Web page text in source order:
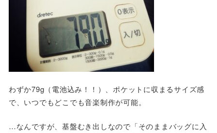
わずか79g（電池込み！！）、ポケットに収まるサイズ感
で、いつでもどこでも音楽制作が可能。
…なんですが、基盤むき出しなので 「そのままバッグに入